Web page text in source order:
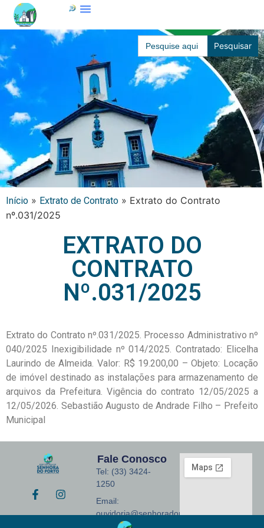
Search
for:
Início » Extrato de Contrato » Extrato do Contrato
nº.031/2025
EXTRATO DO
CONTRATO
Nº.031/2025
Extrato do Contrato nº.031/2025. Processo Administrativo nº
040/2025 Inexigibilidade nº 014/2025. Contratado: Elicelha
Laurindo de Almeida. Valor: R$ 19.200,00 – Objeto: Locação
de imóvel destinado as instalações para armazenamento de
arquivos da Prefeitura. Vigência do contrato 12/05/2025 a
12/05/2026. Sebastião Augusto de Andrade Filho – Prefeito
Municipal
Fale Conosco
Tel: (33) 3424-
1250
Email:
ouvidoria@senhoradoporto.mg.gov.br